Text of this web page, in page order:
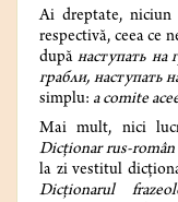
Ai dreptate, niciun
respectivă, ceea ce
dupăнаступать на
грабли, наступать
simplu: a comite
Mai mult, nici
Dicționar rus-român
la zi vestitul
Dicționarul